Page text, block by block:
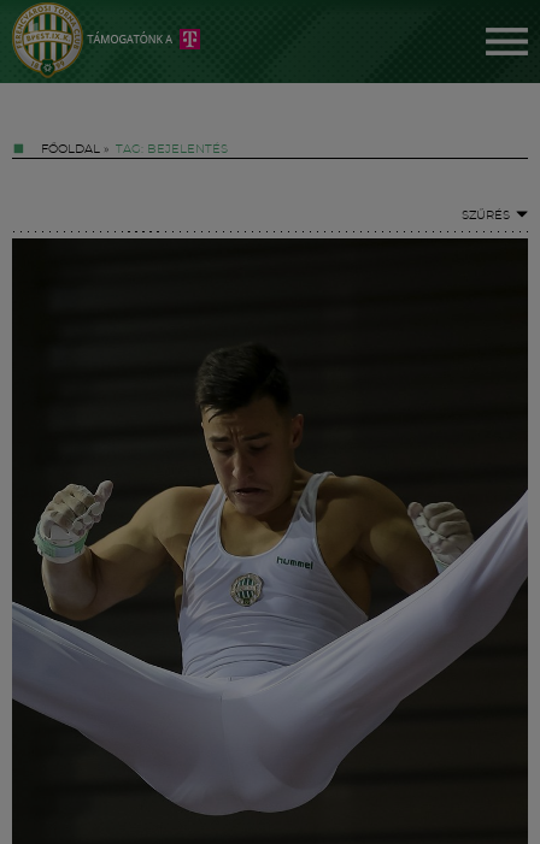
FŐOLDAL » TAG: BEJELENTÉS
SZŰRÉS
Labdarúgás
Szakosztályok
Meccscenter